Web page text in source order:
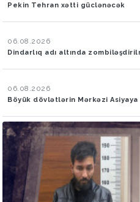
Pekin Tehran xətti güclənəcək
06.08.2026
Dindarlıq adı altında
06.08.2026
Böyük dövlətlərin Mərkəzi Asiyaya